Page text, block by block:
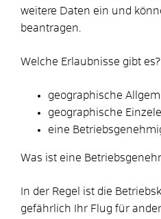
weitere Daten ein und
beantragen.
Welche Erlaubnisse gibt es?
geographische
geographische
eine
Was ist eine
In der Regel ist die
gefährlich Ihr Flug für